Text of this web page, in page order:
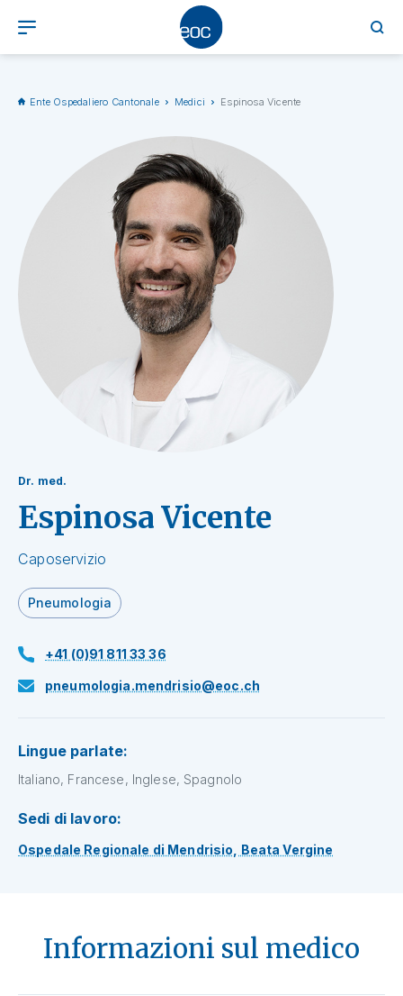
Ente Ospedaliero Cantonale Medici Espinosa Vicente
Dr. med.
Espinosa Vicente
Caposervizio
Pneumologia
+41 (0)91 811 33 36
pneumologia.mendrisio@eoc.ch
Lingue parlate:
Italiano, Francese, Inglese, Spagnolo
Sedi di lavoro:
Ospedale Regionale di Mendrisio, Beata Vergine
Informazioni sul medico